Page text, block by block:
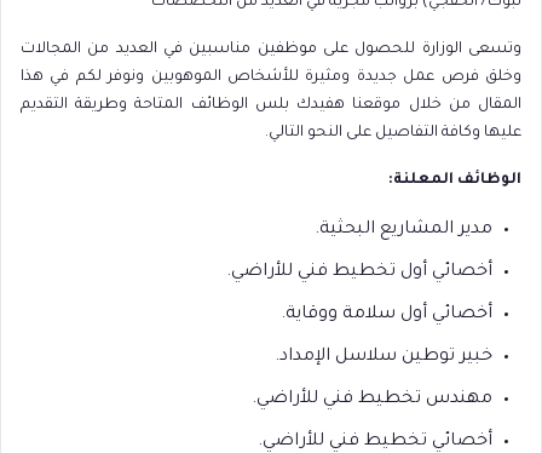
وتسعى الوزارة للحصول على موظفين مناسبين في العديد من المجالات
وخلق فرص عمل جديدة ومثيرة للأشخاص الموهوبين ونوفر لكم في هذا
المقال من خلال موقعنا هفيدك بلس الوظائف المتاحة وطريقة التقديم
عليها وكافة التفاصيل على النحو التالي.
الوظائف المعلنة:
مدير المشاريع البحثية.
أخصائي أول تخطيط فني للأراضي.
أخصائي أول سلامة ووقاية.
خبير توطين سلاسل الإمداد.
مهندس تخطيط فني للأراضي.
أخصائي تخطيط فني للأراضي.